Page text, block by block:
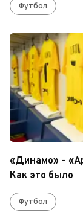
Футбол
«Динамо» –
Как это было
Футбол